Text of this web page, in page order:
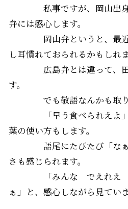
私事ですが、岡山出身
弁には感心します。
岡山弁というと、最近
し耳慣れておられるかもしれ
広島弁とは違って、田
す。
でも敬語なんかも取り
「早う食べられえよ」
葉の使い方もします。
語尾にたびたび「なぁ
さも感じられます。
「みんな でえれえ 上
ぁ」と、感心しながら見ていま